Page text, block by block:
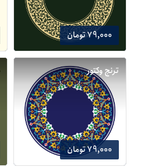
79,000 تومان
ترنج وکتور
79,000 تومان